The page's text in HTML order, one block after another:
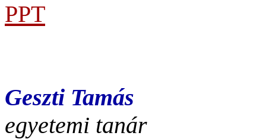
PPT
Geszti Tamás
egyetemi tanár